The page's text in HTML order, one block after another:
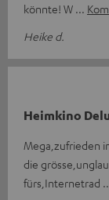
könnte! W
Heike d.
Heimkino
Mega,zufrieden
die
fürs,Internetrad